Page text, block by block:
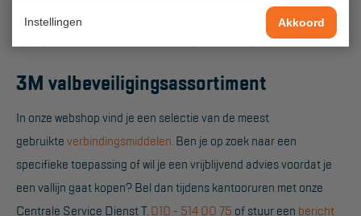
Instellingen Akkoord
band
3M valbeveiligingsassortiment
In onze webshop vind je een selectie van de meest
gebruikte verbindingsmiddelen. Ben je op zoek naar een
specifieke toepassing of wil je een vrijblijvend advies voordat je
een vallijn gaat kopen? Bel dan tijdens kantooruren met onze
Centrale Service Dienst T. 010 - 514 00 75 of stuur een bericht